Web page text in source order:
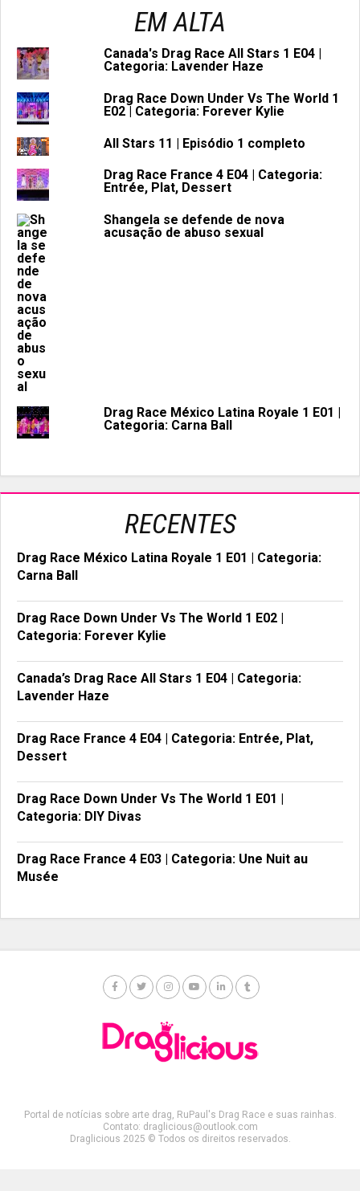
EM ALTA
Canada's Drag Race All Stars 1 E04 |
Categoria: Lavender Haze
Drag Race Down Under Vs The World 1
E02 | Categoria: Forever Kylie
All Stars 11 | Episódio 1 completo
Drag Race France 4 E04 | Categoria:
Entrée, Plat, Dessert
Shangela se defende de nova
acusação de abuso sexual
Drag Race México Latina Royale 1 E01 |
Categoria: Carna Ball
RECENTES
Drag Race México Latina Royale 1 E01 | Categoria:
Carna Ball
Drag Race Down Under Vs The World 1 E02 |
Categoria: Forever Kylie
Canada’s Drag Race All Stars 1 E04 | Categoria:
Lavender Haze
Drag Race France 4 E04 | Categoria: Entrée, Plat,
Dessert
Drag Race Down Under Vs The World 1 E01 |
Categoria: DIY Divas
Drag Race France 4 E03 | Categoria: Une Nuit au
Musée
Portal de notícias sobre arte drag, RuPaul's Drag Race e suas rainhas.
Contato: draglicious@outlook.com
Draglicious 2025 © Todos os direitos reservados.